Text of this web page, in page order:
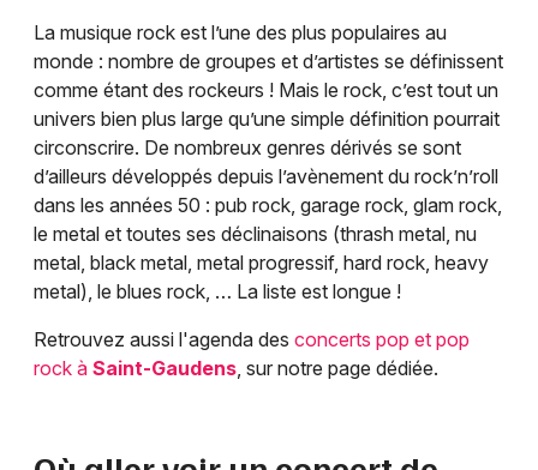
La musique rock est l’une des plus populaires au
monde : nombre de groupes et d’artistes se définissent
comme étant des rockeurs ! Mais le rock, c’est tout un
univers bien plus large qu’une simple définition pourrait
circonscrire. De nombreux genres dérivés se sont
d’ailleurs développés depuis l’avènement du rock’n’roll
dans les années 50 : pub rock, garage rock, glam rock,
le metal et toutes ses déclinaisons (thrash metal, nu
metal, black metal, metal progressif, hard rock, heavy
metal), le blues rock, … La liste est longue !
Retrouvez aussi l'agenda des concerts pop et pop
rock à Saint-Gaudens, sur notre page dédiée.